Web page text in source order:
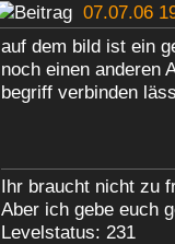
07.07.06
auf dem bild ist ein
noch einen anderen
begriff verbinden
Ihr braucht nicht zu
Aber ich gebe euch
Levelstatus: 231